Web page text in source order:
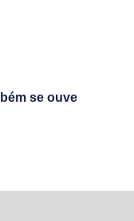
se ouve